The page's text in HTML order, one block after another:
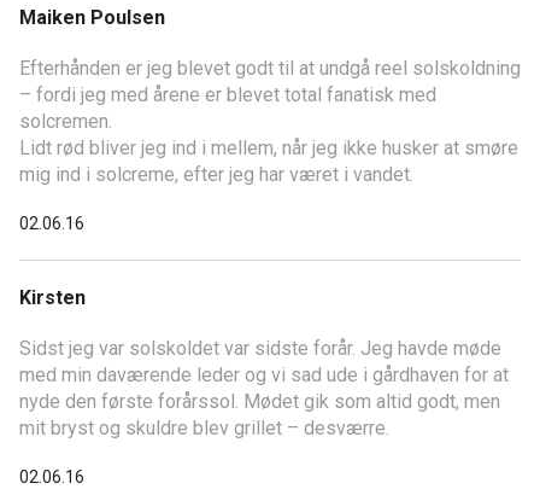
Maiken Poulsen
Efterhånden er jeg blevet godt til at undgå reel solskoldning
– fordi jeg med årene er blevet total fanatisk med
solcremen.
Lidt rød bliver jeg ind i mellem, når jeg ikke husker at smøre
mig ind i solcreme, efter jeg har været i vandet.
02.06.16
Kirsten
Sidst jeg var solskoldet var sidste forår. Jeg havde møde
med min daværende leder og vi sad ude i gårdhaven for at
nyde den første forårssol. Mødet gik som altid godt, men
mit bryst og skuldre blev grillet – desværre.
02.06.16